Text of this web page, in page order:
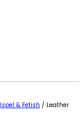
& Fetish / Leather